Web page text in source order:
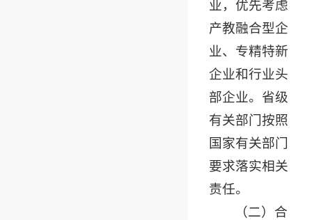
业，优先考虑
产教融合型企
业、专精特新
企业和行业头
部企业。省级
有关部门按照
国家有关部门
要求落实相关
责任。
（二）合